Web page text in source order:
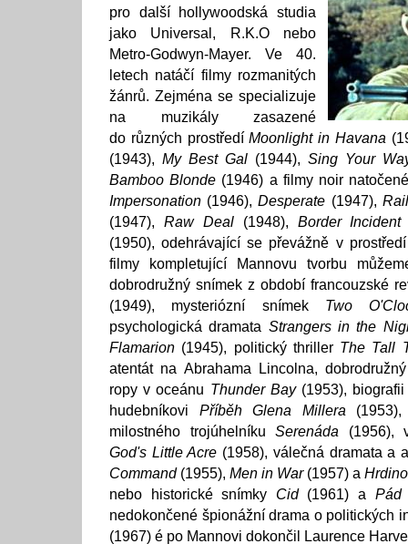
pro další hollywoodská studia
jako Universal, R.K.O nebo
Metro-Godwyn-Mayer. Ve 40.
letech natáčí filmy rozmanitých
žánrů. Zejména se specializuje
na muzikály zasazené
do různých prostředíMoonlight in Havana
(1943), My Best Gal (1944), Sing Your
Bamboo Blonde (1946) a filmy noir
Impersonation (1946),Desperate (1947),
(1947), Raw Deal(1948), Border Incident
(1950), odehrávající se převážně v
filmy kompletující Mannovu tvorbu
dobrodružný snímek z období francouzské
(1949), mysteriózní snímek Two
psychologická dramata Strangers in the
Flamarion (1945), politický thriller The Tall
atentát na Abrahama Lincolna,
ropy v oceánu Thunder Bay(1953), biografii
hudebníkovi Příběh Glena Millera
milostného trojúhelníkuSerenáda (1956),
God's Little Acre (1958), válečná dramata a
Command(1955), Men in War(1957) a
nebo historické snímky Cid(1961) a Pád
nedokončené špionážní drama o politických
(1967) é po Mannovi dokončil Laurence